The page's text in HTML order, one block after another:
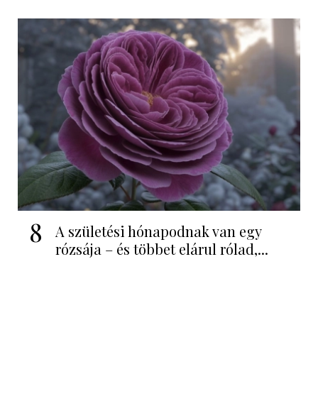
8
A születési hónapodnak van egy
rózsája – és többet elárul rólad,...